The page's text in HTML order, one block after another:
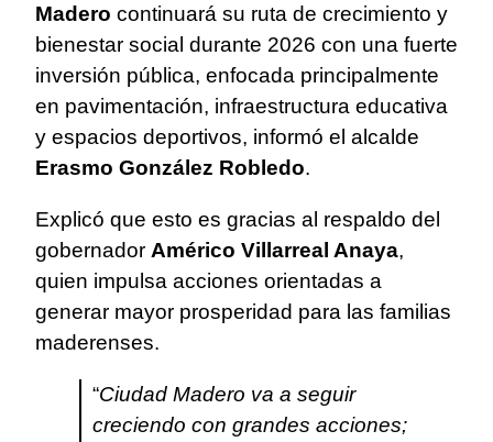
Madero continuará su ruta de crecimiento y
bienestar social durante 2026 con una fuerte
inversión pública, enfocada principalmente
en pavimentación, infraestructura educativa
y espacios deportivos, informó el alcalde
Erasmo González Robledo.
Explicó que esto es gracias al respaldo del
gobernador Américo Villarreal Anaya,
quien impulsa acciones orientadas a
generar mayor prosperidad para las familias
maderenses.
“Ciudad Madero va a seguir
creciendo con grandes acciones;